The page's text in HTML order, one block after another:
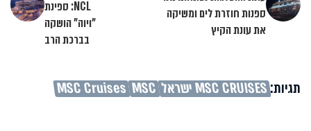
ספנות חוזרת לים ומשיקה
את עונת הקיץ
NCL: ספינת
"ויוה" הושקה
בברכת הרב
תגיות:MSC CRUISES ישראל MSC
MSC Cruises